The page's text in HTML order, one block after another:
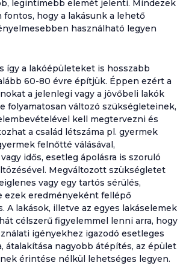
legintimebb elemét jelenti. Mindezek
hogy a lakásunk a lehető
használható legyen
így a lakóépületeket is hosszabb
60-80 évre építjük. Éppen ezért a
a jelenlegi vagy a jövőbeli lakók
folyamatosan változó szükségleteinek,
kell megtervezni és
a család létszáma pl. gyermek
felnőtté válásával,
idős, esetleg ápolásra is szoruló
Megváltozott szükségletet
vagy egy tartós sérülés,
ezek eredményeként fellépő
A lakások, illetve az egyes lakáselemek
célszerű figyelemmel lenni arra, hogy
igényekhez igazodó esetleges
átalakítása nagyobb átépítés, az épület
érintése nélkül lehetséges legyen.